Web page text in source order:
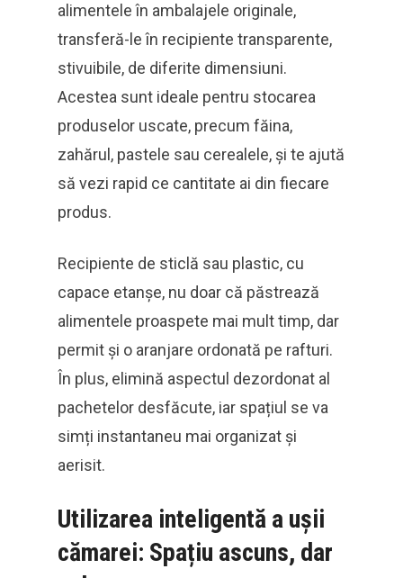
alimentele în ambalajele originale,
transferă-le în recipiente transparente,
stivuibile, de diferite dimensiuni.
Acestea sunt ideale pentru stocarea
produselor uscate, precum făina,
zahărul, pastele sau cerealele, și te ajută
să vezi rapid ce cantitate ai din fiecare
produs.
Recipiente de sticlă sau plastic, cu
capace etanșe, nu doar că păstrează
alimentele proaspete mai mult timp, dar
permit și o aranjare ordonată pe rafturi.
În plus, elimină aspectul dezordonat al
pachetelor desfăcute, iar spațiul se va
simți instantaneu mai organizat și
aerisit.
Utilizarea inteligentă a ușii
cămarei: Spațiu ascuns, dar